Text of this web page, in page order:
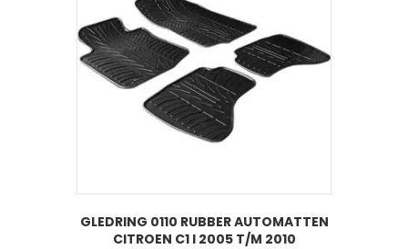
GLEDRING 0110 RUBBER AUTOMATTEN
CITROEN C1 I 2005 T/M 2010